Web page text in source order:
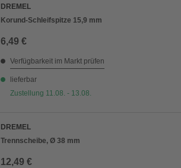
DREMEL
Korund-Schleifspitze 15,9 mm
6,49 €
Verfügbarkeit im Markt prüfen
lieferbar
Zustellung 11.08. - 13.08.
DREMEL
Trennscheibe, Ø 38 mm
12,49 €